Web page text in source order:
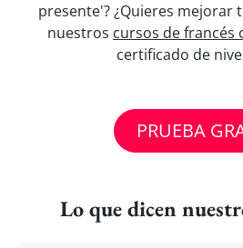
presente'? ¿Quieres mejorar
nuestros cursos de francés
certificado de
PRUEBA
Lo que dicen